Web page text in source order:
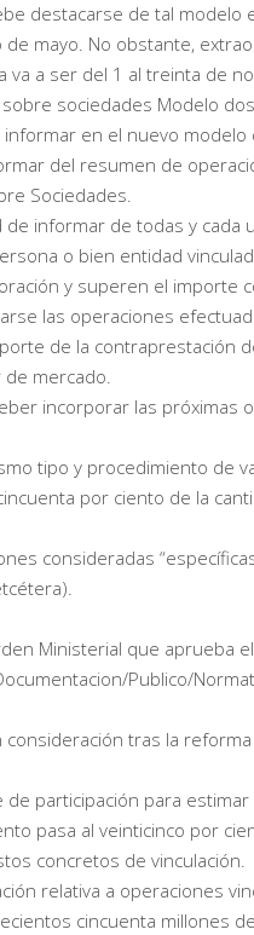
destacarse de tal
mayo. No obstante,
va a ser del 1 al treinta de
sociedades Modelo
en el nuevo
del resumen de
Sociedades.
de informar de todas y
o bien entidad
y superen el importe
las operaciones
de la
mercado.
incorporar las próximas
tipo y procedimiento de
por ciento de la
consideradas
Ministerial que aprueba
Publico/
tras la
de participación para
pasa al veinticinco por
concretos de vinculación.
relativa a operaciones
cincuenta millones